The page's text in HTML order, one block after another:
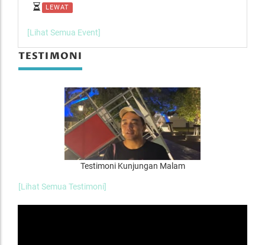
LEWAT
[Lihat Semua Event]
TESTIMONI
Testimoni Kunjungan Malam
[Lihat Semua Testimoni]